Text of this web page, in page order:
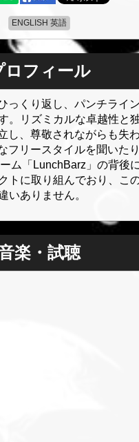
ENGLISH 英語
ロフィール
っくり返し、パンチライ
。リズミカルな卓越性と
し、尊敬されながらも失
リースタイルを聞いた
ム「LunchBarz」の背後
トに取り組んでおり、こ
いありません。
楽・試聴